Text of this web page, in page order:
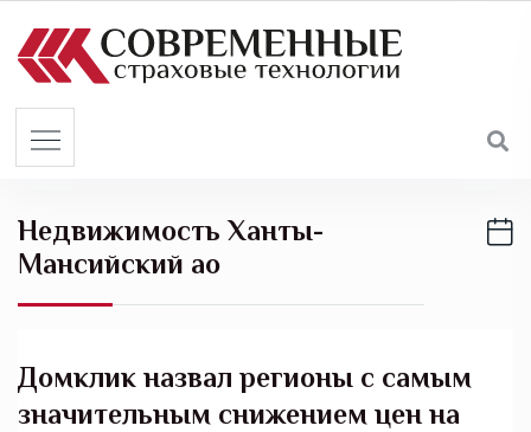
Недвижимость Ханты-
Мансийский ао
Домклик назвал регионы с самым
значительным снижением цен на